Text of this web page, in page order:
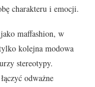
charakteru i emocji.
maffashion, w
kolejna modowa
stereotypy.
odważne